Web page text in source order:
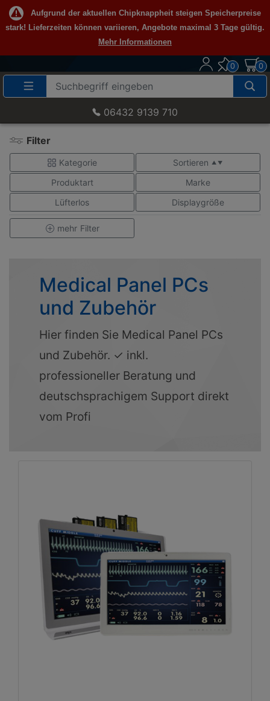
Aufgrund der aktuellen Chipknappheit steigen Speicherpreise
stark! Lieferzeiten können variieren, Angebote maximal 3 Tage gültig.
Mehr Informationen
Suche
Eingabefeld
0 0
06432 9139 710
Filter
Kategorie Sortieren ▲ ▼
Produktart
Marke
Lüfterlos
Displaygröße
mehr Filter
Medical Panel PCs
und Zubehör
Hier finden Sie Medical Panel PCs
und Zubehör. ✓ inkl.
professioneller Beratung und
deutschsprachigem Support direkt
vom Profi